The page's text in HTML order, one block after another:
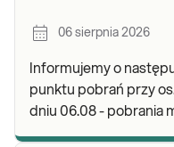
06 sierpnia 2026
Informujemy o
punktu pobrań przy os.
dniu 06.08 - pobrania